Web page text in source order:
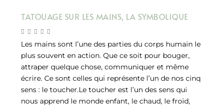
TATOUAGE SUR LES MAINS, LA SYMBOLIQUE
Les mains sont l’une des parties du corps humain le
plus souvent en action. Que ce soit pour bouger,
attraper quelque chose, communiquer et même
écrire. Ce sont celles qui représente l’un de nos cinq
sens : le toucher.Le toucher est l’un des sens qui
nous apprend le monde enfant, le chaud, le froid,